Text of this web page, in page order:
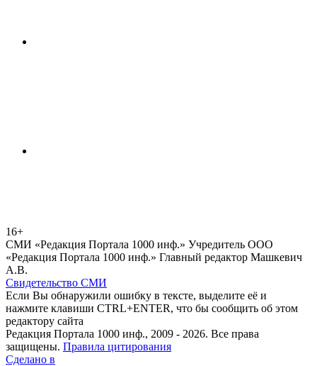
16+
СМИ «Редакция Портала 1000 инф.» Учредитель ООО
«Редакция Портала 1000 инф.» Главный редактор Машкевич
А.В.
Свидетельство СМИ
Если Вы обнаружили ошибку в тексте, выделите её и
нажмите клавиши CTRL+ENTER, что бы сообщить об этом
редактору сайта
Редакция Портала 1000 инф., 2009 - 2026. Все права
защищены. Правила цитирования
Сделано в